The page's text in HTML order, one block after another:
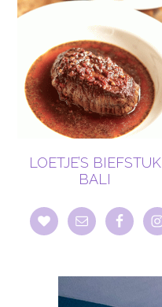
LOETJE’S BIEFSTUK
BALI